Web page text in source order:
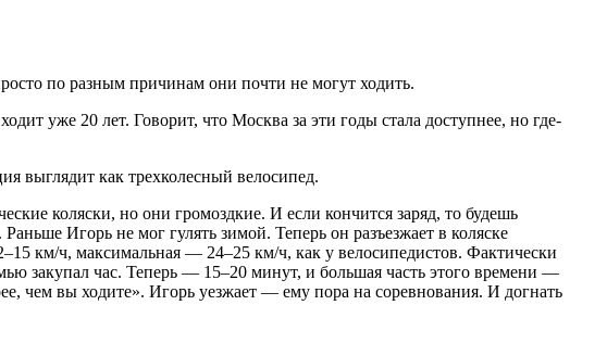
по разным причинам они почти не могут ходить.
уже 20 лет. Говорит, что Москва за эти годы стала доступнее, но где-
выглядит как трехколесный велосипед.
коляски, но они громоздкие. И если кончится заряд, то будешь
Игорь не мог гулять зимой. Теперь он разъезжает в коляске
км/ч, максимальная — 24–25 км/ч, как у велосипедистов. Фактически
закупал час. Теперь — 15–20 минут, и большая часть этого времени —
чем вы ходите». Игорь уезжает — ему пора на соревнования. И догнать